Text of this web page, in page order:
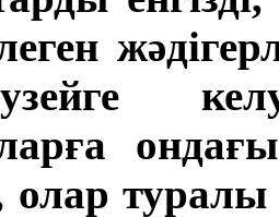
туралы